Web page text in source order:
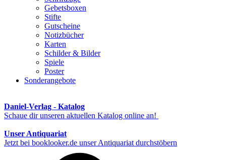
Gebetsboxen
Stifte
Gutscheine
Notizbücher
Karten
Schilder & Bilder
Spiele
Poster
Sonderangebote
Daniel-Verlag - Katalog
Schaue dir unseren aktuellen Katalog online an!
Unser Antiquariat
Jetzt bei booklooker.de unser Antiquariat durchstöbern